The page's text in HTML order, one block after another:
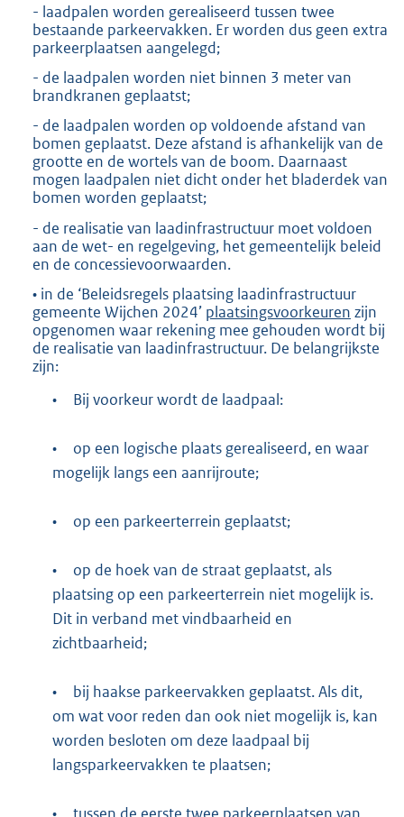
- laadpalen worden gerealiseerd tussen twee
bestaande parkeervakken. Er worden dus geen extra
parkeerplaatsen aangelegd;
- de laadpalen worden niet binnen 3 meter van
brandkranen geplaatst;
- de laadpalen worden op voldoende afstand van
bomen geplaatst. Deze afstand is afhankelijk van de
grootte en de wortels van de boom. Daarnaast
mogen laadpalen niet dicht onder het bladerdek van
bomen worden geplaatst;
- de realisatie van laadinfrastructuur moet voldoen
aan de wet- en regelgeving, het gemeentelijk beleid
en de concessievoorwaarden.
• in de ‘Beleidsregels plaatsing laadinfrastructuur
gemeente Wijchen 2024’ plaatsingsvoorkeuren zijn
opgenomen waar rekening mee gehouden wordt bij
de realisatie van laadinfrastructuur. De belangrijkste
zijn:
•
Bij voorkeur wordt de laadpaal:
•
op een logische plaats gerealiseerd, en waar
mogelijk langs een aanrijroute;
• op een parkeerterrein geplaatst;
•
op de hoek van de straat geplaatst, als
plaatsing op een parkeerterrein niet mogelijk is.
Dit in verband met vindbaarheid en
zichtbaarheid;
•
bij haakse parkeervakken geplaatst. Als dit,
om wat voor reden dan ook niet mogelijk is, kan
worden besloten om deze laadpaal bij
langsparkeervakken te plaatsen;